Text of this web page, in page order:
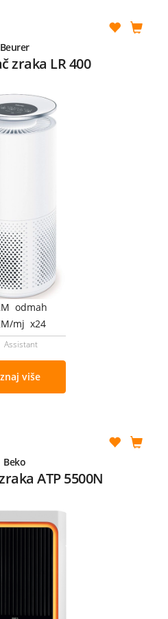
Beurer
zraka LR 400
odmah
mj x24
Assistant
više
Beko
ATP 5500N